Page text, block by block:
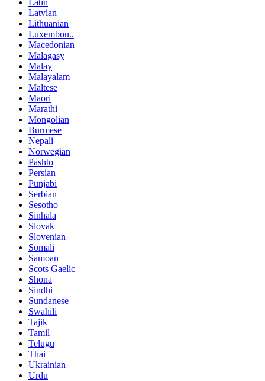
Latvian
Lithuanian
Luxembou..
Macedonian
Malagasy
Malay
Malayalam
Maltese
Maori
Marathi
Mongolian
Burmese
Nepali
Norwegian
Pashto
Persian
Punjabi
Serbian
Sesotho
Sinhala
Slovak
Slovenian
Somali
Samoan
Scots Gaelic
Shona
Sindhi
Sundanese
Swahili
Tajik
Tamil
Telugu
Thai
Ukrainian
Urdu